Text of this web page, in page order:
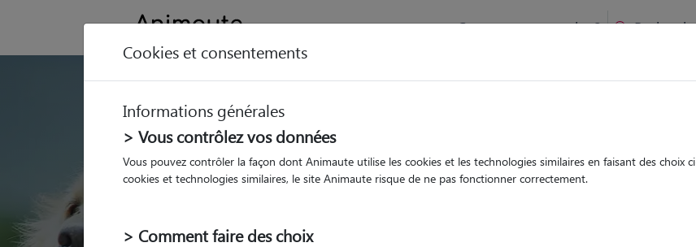
Comment ça marche ?
GARDE ANIMAUX à La Hague : Garde chien et chat en famille ou à
Trouvez une garde animaux à
La Hague
Garde
Cookies et consentements
Informations générales
> Vous contrôlez vos données
Vous pouvez contrôler la façon dont Animaute utilise les cookies et les technologies similaires en faisant des choix
cookies et technologies similaires, le site Animaute risque de ne pas fonctionner correctement.
> Comment faire des choix